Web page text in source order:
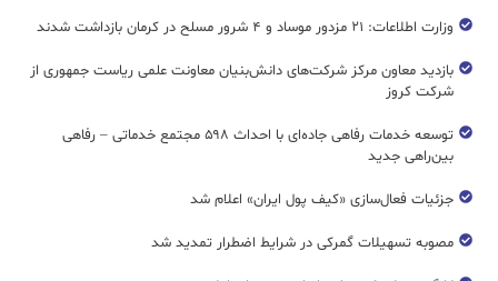
وزارت اطلاعات: ۲۱ مزدور موساد و ۴ شرور مسلح در کرمان بازداشت شدند
بازدید معاون مرکز شرکت‌های دانش‌بنیان معاونت علمی ریاست جمهوری از
شرکت کروز
توسعه خدمات رفاهی جاده‌ای با احداث ۵۹۸ مجتمع خدماتی – رفاهی
بین‌راهی جدید
جزئیات فعال‌سازی «کیف پول ایران» اعلام شد
مصوبه تسهیلات گمرکی در شرایط اضطرار تمدید شد